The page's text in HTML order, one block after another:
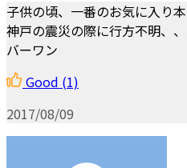
子供の頃、一番のお気に入り本
神戸の震災の際に行方不明、
バーワン
Good (1)
2017/08/09